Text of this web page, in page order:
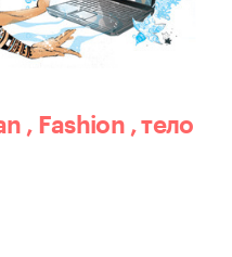
, Fashion ,тело